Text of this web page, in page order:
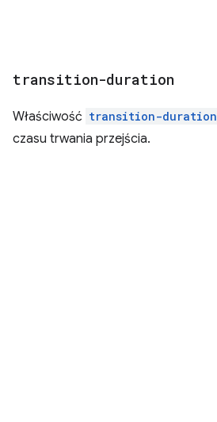
transition-duration
Właściwość transition-duration
czasu trwania przejścia.